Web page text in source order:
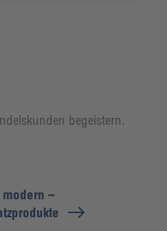
begeistern.
–